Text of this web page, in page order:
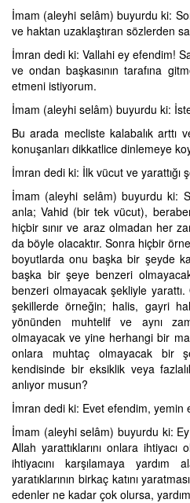
İmam (aleyhi selâm) buyurdu ki:
ve haktan uzaklaştıran sözlerden
İmran dedi ki: Vallahi ey efendim!
ve ondan başkasının tarafına
etmeni istiyorum.
İmam (aleyhi selâm) buyurdu ki:
Bu arada mecliste kalabalık arttı
konuşanları dikkatlice dinlemeye
İmran dedi ki: İlk vücut ve
İmam (aleyhi selâm) buyurdu ki:
anla; Vahid (bir tek vücut),
hiçbir sınır ve araz olmadan her
da böyle olacaktır. Sonra hiçbir
boyutlarda onu başka bir şeyde
başka bir şeye benzeri
benzeri olmayacak şekliyle
şekillerde örneğin; halis, gayri
yönünden muhtelif ve aynı
olmayacak ve yine herhangi bir
onlara muhtaç olmayacak bir
kendisinde bir eksiklik veya
anlıyor musun?
İmran dedi ki: Evet efendim, yemin
İmam (aleyhi selâm) buyurdu ki:
Allah yarattıklarını onlara
ihtiyacını karşılamaya yardım
yaratıklarının birkaç katını
edenler ne kadar çok olursa,